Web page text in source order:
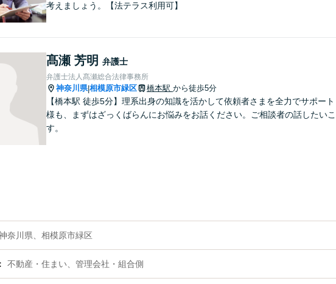
考えましょう。【法テラス利用可】
髙瀬 芳明 弁護士
弁護士法人髙瀬総合法律事務所
神奈川県|相模原市緑区 橋本駅 から徒歩5分
【橋本駅 徒歩5分】理系出身の知識を活かして依頼者さまを全力でサポー
様も、まずはざっくばらんにお悩みをお話ください。ご相談者の話したい
す。
奈川県、相模原市緑区
不動産・住まい、管理会社・組合側